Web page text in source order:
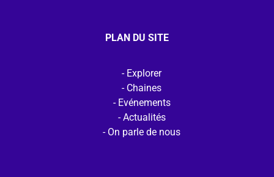
PLAN DU SITE
Explorer
Chaines
Evénements
Actualités
On parle de nous